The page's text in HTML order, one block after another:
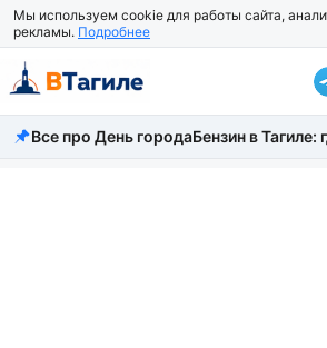
Мы используем cookie для работы сайта,
рекламы. Подробнее
Все новости
Все про День городаБензин в Тагиле: